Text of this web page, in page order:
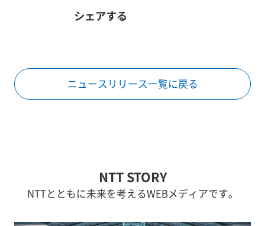
シェアする
ニュースリリース一覧に戻る
NTT STORY
NTTとともに未来を考えるWEBメディアです。